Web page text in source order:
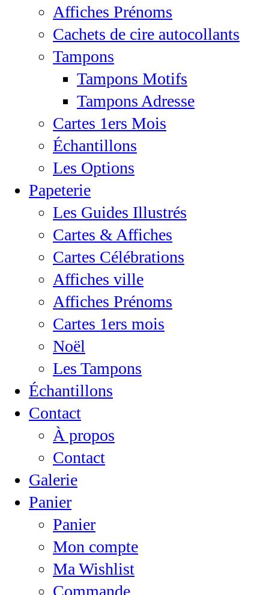
Affiches Prénoms
Cachets de cire autocollants
Tampons
Tampons Motifs
Tampons Adresse
Cartes 1ers Mois
Échantillons
Les Options
Papeterie
Les Guides Illustrés
Cartes & Affiches
Cartes Célébrations
Affiches ville
Affiches Prénoms
Cartes 1ers mois
Noël
Les Tampons
Échantillons
Contact
À propos
Contact
Galerie
Panier
Panier
Mon compte
Ma Wishlist